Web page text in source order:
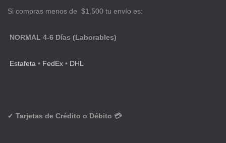
Si compras menos de $1,500 tu envío es:
NORMAL 4-6 Días (Laborables)
Estafeta • FedEx • DHL
✔ Tarjetas de Crédito o Débito 💳